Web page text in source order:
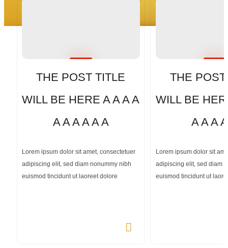
THE POST TITLE
WILL BE HERE A A A A
A A A A A A
Lorem ipsum dolor sit amet, consectetuer
adipiscing elit, sed diam nonummy nibh
euismod tincidunt ut laoreet dolore
THE
WILL BE
A A A
Lorem ipsum dolor sit
adipiscing elit, sed diam
euismod tincidunt ut